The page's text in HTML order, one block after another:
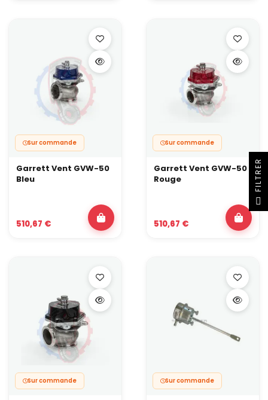
Sur commande
Garrett Vent GVW-50
Bleu
510,67 €
Sur commande
Garrett Vent GVW-50
Rouge
510,67 €
Sur commande Sur commande
R